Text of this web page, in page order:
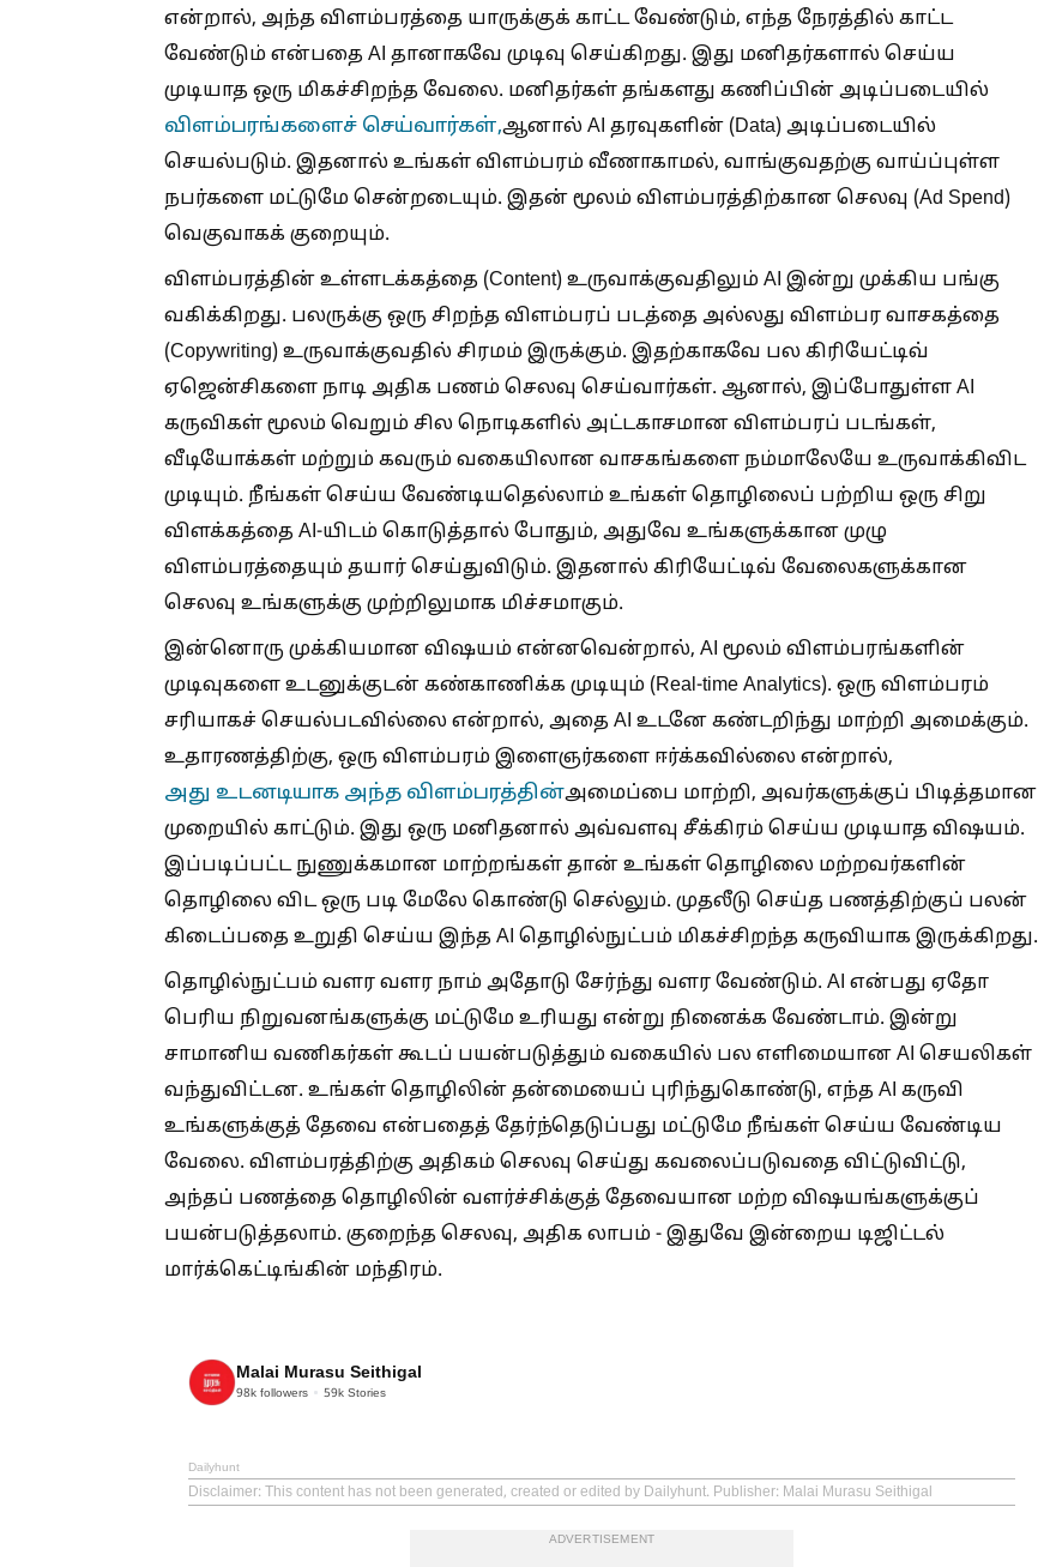
என்றால், அந்த விளம்பரத்தை யாருக்குக் காட்ட வேண்டும், எந்த நேரத்தில் காட்ட
வேண்டும் என்பதை AI தானாகவே முடிவு செய்கிறது. இது மனிதர்களால் செய்ய
முடியாத ஒரு மிகச்சிறந்த வேலை. மனிதர்கள் தங்களது கணிப்பின் அடிப்படையில்
விளம்பரங்களைச் செய்வார்கள்,ஆனால் AI தரவுகளின் (Data) அடிப்படையில்
செயல்படும். இதனால் உங்கள் விளம்பரம் வீணாகாமல், வாங்குவதற்கு வாய்ப்புள்ள
நபர்களை மட்டுமே சென்றடையும். இதன் மூலம் விளம்பரத்திற்கான செலவு (Ad Spend)
வெகுவாகக் குறையும்.
விளம்பரத்தின் உள்ளடக்கத்தை (Content) உருவாக்குவதிலும் AI இன்று முக்கிய பங்கு
வகிக்கிறது. பலருக்கு ஒரு சிறந்த விளம்பரப் படத்தை அல்லது விளம்பர வாசகத்தை
(Copywriting) உருவாக்குவதில் சிரமம் இருக்கும். இதற்காகவே பல கிரியேட்டிவ்
ஏஜென்சிகளை நாடி அதிக பணம் செலவு செய்வார்கள். ஆனால், இப்போதுள்ள AI
கருவிகள் மூலம் வெறும் சில நொடிகளில் அட்டகாசமான விளம்பரப் படங்கள்,
வீடியோக்கள் மற்றும் கவரும் வகையிலான வாசகங்களை நம்மாலேயே உருவாக்கிவிட
முடியும். நீங்கள் செய்ய வேண்டியதெல்லாம் உங்கள் தொழிலைப் பற்றிய ஒரு சிறு
விளக்கத்தை AI-யிடம் கொடுத்தால் போதும், அதுவே உங்களுக்கான முழு
விளம்பரத்தையும் தயார் செய்துவிடும். இதனால் கிரியேட்டிவ் வேலைகளுக்கான
செலவு உங்களுக்கு முற்றிலுமாக மிச்சமாகும்.
இன்னொரு முக்கியமான விஷயம் என்னவென்றால், AI மூலம் விளம்பரங்களின்
முடிவுகளை உடனுக்குடன் கண்காணிக்க முடியும் (Real-time Analytics). ஒரு விளம்பரம்
சரியாகச் செயல்படவில்லை என்றால், அதை AI உடனே கண்டறிந்து மாற்றி அமைக்கும்.
உதாரணத்திற்கு, ஒரு விளம்பரம் இளைஞர்களை ஈர்க்கவில்லை என்றால்,
அது உடனடியாக அந்த விளம்பரத்தின்அமைப்பை மாற்றி, அவர்களுக்குப் பிடித்தமான
முறையில் காட்டும். இது ஒரு மனிதனால் அவ்வளவு சீக்கிரம் செய்ய முடியாத விஷயம்.
இப்படிப்பட்ட நுணுக்கமான மாற்றங்கள் தான் உங்கள் தொழிலை மற்றவர்களின்
தொழிலை விட ஒரு படி மேலே கொண்டு செல்லும். முதலீடு செய்த பணத்திற்குப் பலன்
கிடைப்பதை உறுதி செய்ய இந்த AI தொழில்நுட்பம் மிகச்சிறந்த கருவியாக இருக்கிறது.
தொழில்நுட்பம் வளர வளர நாம் அதோடு சேர்ந்து வளர வேண்டும். AI என்பது ஏதோ
பெரிய நிறுவனங்களுக்கு மட்டுமே உரியது என்று நினைக்க வேண்டாம். இன்று
சாமானிய வணிகர்கள் கூடப் பயன்படுத்தும் வகையில் பல எளிமையான AI செயலிகள்
வந்துவிட்டன. உங்கள் தொழிலின் தன்மையைப் புரிந்துகொண்டு, எந்த AI கருவி
உங்களுக்குத் தேவை என்பதைத் தேர்ந்தெடுப்பது மட்டுமே நீங்கள் செய்ய வேண்டிய
வேலை. விளம்பரத்திற்கு அதிகம் செலவு செய்து கவலைப்படுவதை விட்டுவிட்டு,
அந்தப் பணத்தை தொழிலின் வளர்ச்சிக்குத் தேவையான மற்ற விஷயங்களுக்குப்
பயன்படுத்தலாம். குறைந்த செலவு, அதிக லாபம் - இதுவே இன்றைய டிஜிட்டல்
மார்க்கெட்டிங்கின் மந்திரம்.
Malai Murasu Seithigal
98k followers 59k Stories
Dailyhunt
Disclaimer: This content has not been generated, created or edited by Dailyhunt. Publisher: Malai Murasu Seithigal
ADVERTISEMENT